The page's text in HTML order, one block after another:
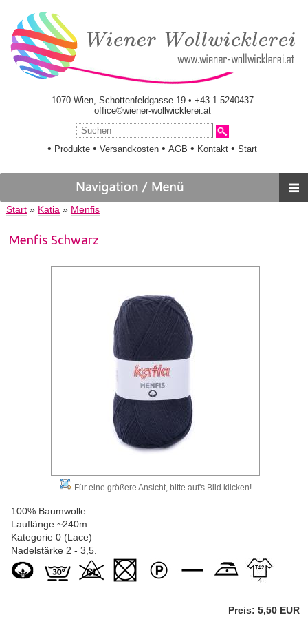
1070 Wien, Schottenfeldgasse 19 • +43 1 5240437
office©wiener-wollwicklerei.at
• Produkte •Versandkosten •AGB • Kontakt •Start
Start» Katia» Menfis
Menfis Schwarz
Für eine größere Ansicht, bitte auf's Bild klicken!
100% Baumwolle
Lauflänge ~240m
Kategorie 0 (Lace)
Nadelstärke 2 - 3,5.
Preis: 5,50 EUR